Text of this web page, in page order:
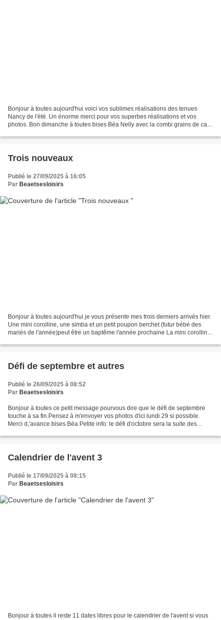
Bonjour à toutes aujourd'hui voici vos sublimes réalisations des tenues
Nancy de l'été. Un énorme merci pour vos superbes réalisations et vos
photos. Bon dimanche à toutes bises Béa Nelly avec la combi grains de café
Trois nouveaux
Publié le 27/09/2025 à 16:05
Par Beaetsesloisirs
Bonjour à toutes aujourd'hui je vous présente mes trois derniers arrivés hier.
Une mini corolline, une simba et un petit poupon berchet (futur bébé des
mariés de l'année)peut être un baptême l'année prochaine La mini corolline
Défi de septembre et autres
Publié le 26/09/2025 à 08:52
Par Beaetsesloisirs
Bonjour à toutes ce petit message pourvous dire que le défi de septembre
touche à sa fin.Pensez à m'envoyer vos photos d'ici lundi 29 si possible.
Merci d,'avance bises Béa Petite info: le défi d'octobre sera la suite des
Calendrier de l'avent 3
Publié le 17/09/2025 à 08:15
Par Beaetsesloisirs
Bonjour à toutes il reste 11 dates libres pour le calendrier de l'avent si vous